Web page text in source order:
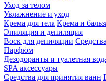
Уход за телом
Увлажнение и уход
Крема для тела Крема и
Эпиляция и депиляция
Воск для депиляции
Парфюм
Дезодоранты и туалетная
SPA аксессуары
Средства для принятия ванн